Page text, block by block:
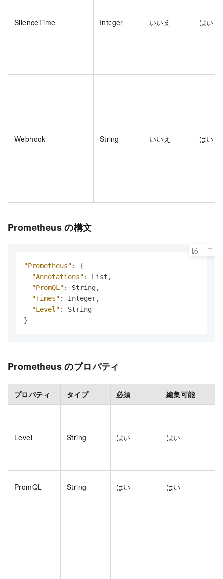
SilenceTime Integer いいえ はい
Webhook String いいえ はい
Prometheus の構文
"Prometheus" :
{
"Annotations" : List ,
"PromQL" : String,
"Times" : Integer,
"Level" :
}
Prometheus のプロパティ
プロパティ タイプ 必須 編集可能
Level String はい はい
PromQL String はい はい